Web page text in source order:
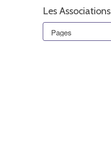
Les Associations